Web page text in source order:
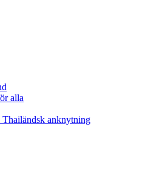
alla
Thailändsk anknytning